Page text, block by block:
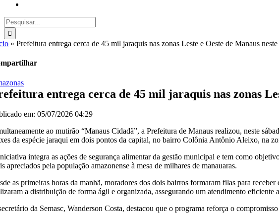
Buscar
resultados
para:
»Prefeitura entrega cerca de 45 mil jaraquis nas zonas Leste e Oeste de Manaus
entrega cerca de 45 mil jaraquis nas zonas
em: 05/07/2026 04:29
ao mutirão “Manaus Cidadã”, a Prefeitura de Manaus realizou, neste
da espécie jaraqui em dois pontos da capital, no bairro Colônia Antônio Aleixo, na
integra as ações de segurança alimentar da gestão municipal e tem como
apreciados pela população amazonense à mesa de milhares de manauaras.
as primeiras horas da manhã, moradores dos dois bairros formaram filas para
a distribuição de forma ágil e organizada, assegurando um atendimento eficiente
da Semasc, Wanderson Costa, destacou que o programa reforça o